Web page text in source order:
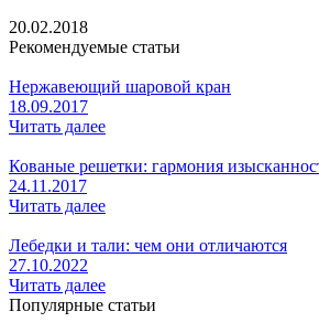
20.02.2018
Рекомендуемые статьи
Нержавеющий шаровой кран
18.09.2017
Читать далее
Кованые решетки: гармония
24.11.2017
Читать далее
Лебедки и тали: чем они отличаются
27.10.2022
Читать далее
Популярные статьи